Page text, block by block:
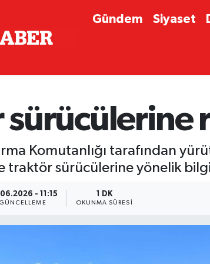
Gündem Siyaset
Komutanlığı tarafından
traktör sürücülerine yönelik
- 11:15
GÜNCELLEME
1 DK
OKUNMA SÜRESI